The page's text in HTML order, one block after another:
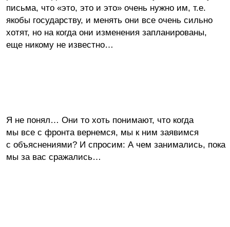
письма, что «это, это и это» очень нужно им, т.е.
якобы государству, и менять они все очень сильно
хотят, но на когда они изменения запланированы,
еще никому не известно…
Я не понял… Они то хоть понимают, что когда
мы все с фронта вернемся, мы к ним заявимся
с объяснениями? И спросим: А чем занимались, пока
мы за вас сражались…